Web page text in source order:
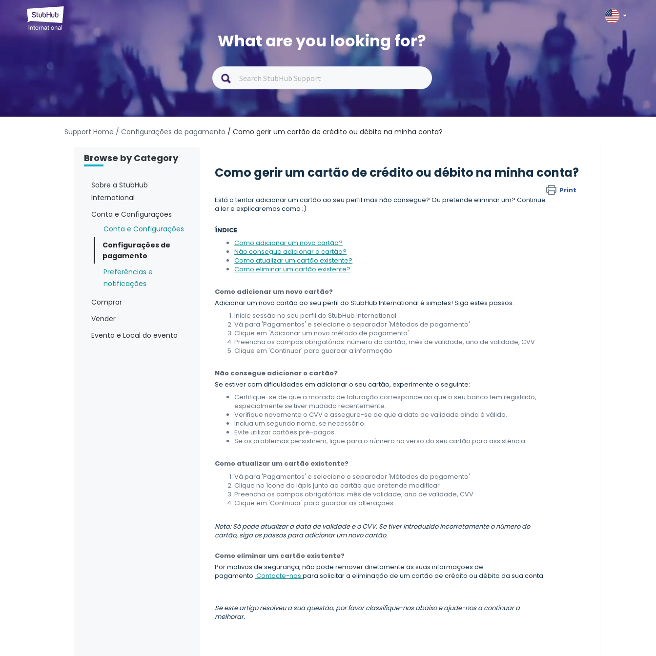
What are you looking for?
Support Home / Configurações de pagamento / Como gerir um cartão de crédito ou débito na minha conta?
Browse by Category
Sobre a StubHub
International
Conta e Configurações
Conta e Configurações
Configurações de
pagamento
Preferências e
notificações
Comprar
Vender
Evento e Local do evento
Como gerir um cartão de crédito ou débito na minha conta?
Print
Está a tentar adicionar um cartão ao seu perfil mas não consegue? Ou pretende eliminar um? Continue
a ler e explicaremos como ;)
ÍNDICE
Como adicionar um novo cartão?
Não consegue adicionar o cartão?
Como atualizar um cartão existente?
Como eliminar um cartão existente?
Como adicionar um novo cartão?
Adicionar um novo cartão ao seu perfil do StubHub International é simples! Siga estes passos:
Inicie sessão no seu perfil do StubHub International
Vá para 'Pagamentos' e selecione o separador 'Métodos de pagamento'
Clique em 'Adicionar um novo método de pagamento'
Preencha os campos obrigatórios: número do cartão, mês de validade, ano de validade, CVV
Clique em 'Continuar' para guardar a informação
Não consegue adicionar o cartão?
Se estiver com dificuldades em adicionar o seu cartão, experimente o seguinte:
Certifique-se de que a morada de faturação corresponde ao que o seu banco tem registado,
especialmente se tiver mudado recentemente.
Verifique novamente o CVV e assegure-se de que a data de validade ainda é válida.
Inclua um segundo nome, se necessário.
Evite utilizar cartões pré-pagos.
Se os problemas persistirem, ligue para o número no verso do seu cartão para assistência.
Como atualizar um cartão existente?
Vá para 'Pagamentos' e selecione o separador 'Métodos de pagamento'
Clique no ícone do lápis junto ao cartão que pretende modificar
Preencha os campos obrigatórios: mês de validade, ano de validade, CVV
Clique em 'Continuar' para guardar as alterações
Nota: Só pode atualizar a data de validade e o CVV. Se tiver introduzido incorretamente o número do
cartão, siga os passos para adicionar um novo cartão.
Como eliminar um cartão existente?
Por motivos de segurança, não pode remover diretamente as suas informações de
pagamento. Contacte-nospara solicitar a eliminação de um cartão de crédito ou débito da sua conta.
Se este artigo resolveu a sua questão, por favor classifique-nos abaixo e ajude-nos a continuar a
melhorar.